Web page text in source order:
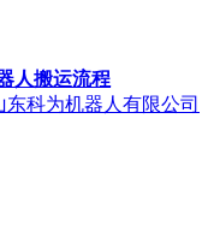
人搬运流程
东科为机器人有限公司